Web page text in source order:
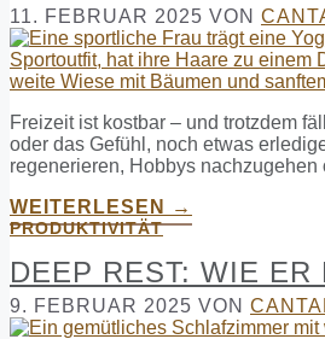
11. FEBRUAR 2025 VON
Freizeit ist kostbar – und trotzdem
oder das Gefühl, noch etwas
regenerieren, Hobbys
WEITERLESEN →
PRODUKTIVITÄT
DEEP REST: WIE
9. FEBRUAR 2025 VON